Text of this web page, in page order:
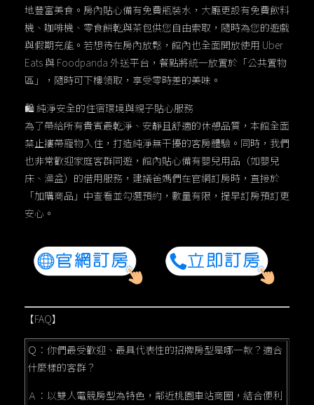
地豐富美食。房內貼心備有免費瓶裝水，大廳更設有免費飲料
機、咖啡機、零食餅乾與茶包供您自由索取，隨時為您的遊戲
與假期充能。若想待在房內放鬆，館內也全面開放使用 Uber
Eats 與 Foodpanda 外送平台，餐點將統一放置於「公共置物
區」，隨時可下樓領取，享受零時差的美味。
🛍 純淨安全的住宿環境與親子貼心服務
為了帶給所有貴賓最乾淨、安靜且舒適的休憩品質，本館全面
禁止攜帶寵物入住，打造純淨無干擾的客房體驗。同時，我們
也非常歡迎家庭客群同遊，館內貼心備有嬰兒用品（如嬰兒
床、澡盆）的借用服務，建議爸媽們在官網訂房時，直接於
「加購商品」中查看並勾選預約，數量有限，提早訂房預訂更
安心。
【FAQ】
Ｑ：你們最受歡迎、最具代表性的招牌房型是哪一款？適合
什麼樣的客群？
Ａ：以雙人電競房型為特色，鄰近桃園車站商圈，結合便利